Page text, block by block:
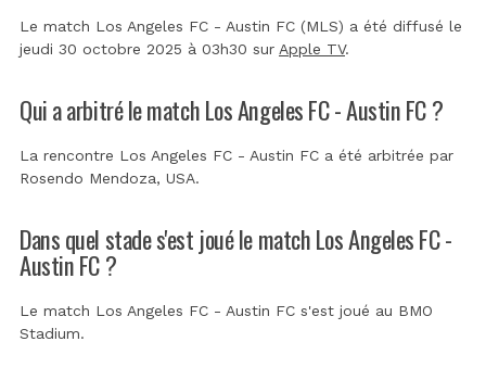
Le match Los Angeles FC - Austin FC (MLS) a été diffusé le
jeudi 30 octobre 2025 à 03h30 sur Apple TV.
Qui a arbitré le match Los Angeles FC - Austin FC ?
La rencontre Los Angeles FC - Austin FC a été arbitrée par
Rosendo Mendoza, USA.
Dans quel stade s'est joué le match Los Angeles FC -
Austin FC ?
Le match Los Angeles FC - Austin FC s'est joué au BMO
Stadium.